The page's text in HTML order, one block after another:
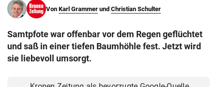
search
eingeben
Von Karl Grammer und Christian Schulter
Samtpfote war offenbar vor dem Regen geflüchtet
und saß in einer tiefen Baumhöhle fest. Jetzt wird
sie liebevoll umsorgt.